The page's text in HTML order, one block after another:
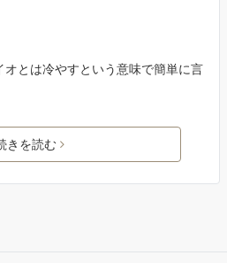
とは冷やすという意味で簡単に言
きを読む